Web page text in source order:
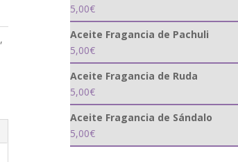
,
5,00€
Aceite Fragancia de Pachuli
5,00€
Aceite Fragancia de Ruda
5,00€
Aceite Fragancia de Sándalo
5,00€